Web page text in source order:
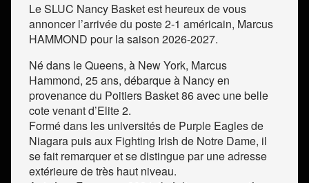
Le SLUC Nancy Basket est heureux de vous
annoncer l’arrivée du poste 2-1 américain, Marcus
HAMMOND pour la saison 2026-2027.
Né dans le Queens, à New York, Marcus
Hammond, 25 ans, débarque à Nancy en
provenance du Poitiers Basket 86 avec une belle
cote venant d’Elite 2.
Formé dans les universités de Purple Eagles de
Niagara puis aux Fighting Irish de Notre Dame, il
se fait remarquer et se distingue par une adresse
extérieure de très haut niveau.